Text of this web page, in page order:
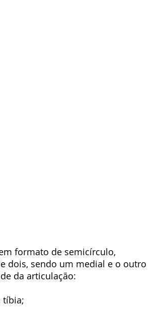
formato de semicírculo,
dois, sendo um medial e o outro
da articulação:
tíbia;